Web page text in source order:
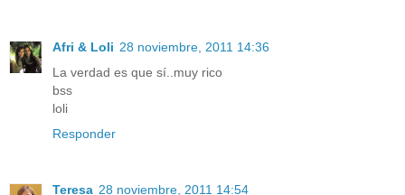
Afri & Loli 28 noviembre, 2011 14:36
La verdad es que sí..muy rico
bss
loli
Responder
Teresa 28 noviembre, 2011 14:54